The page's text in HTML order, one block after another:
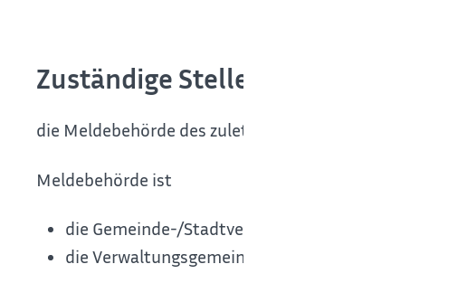
Zuständige Stelle
die Meldebehörde des zuletzt bekannten Wohnortes der
Meldebehörde ist
die Gemeinde-/Stadtverwaltung des Wohnortes
die Verwaltungsgemeinschaft oder die Gemeinde,